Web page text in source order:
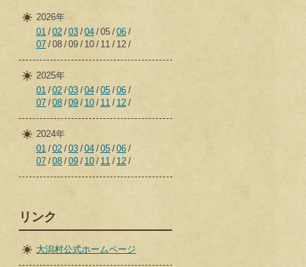
2026年
01 02 03 04 05 06
07 08 09 10 11 12
2025年
01 02 03 04 05 06
07 08 09 10 11 12
2024年
01 02 03 04 05 06
07 08 09 10 11 12
リンク
大潟村公式ホームページ